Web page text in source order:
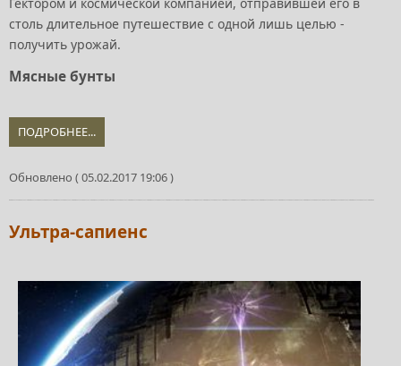
столь длительное путешествие с одной лишь целью -
получить урожай.
Мясные бунты
ПОДРОБНЕЕ...
Обновлено ( 05.02.2017 19:06 )
Ультра-сапиенс